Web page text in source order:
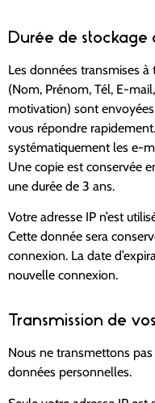
Durée de stockage
Les données transmises
(Nom, Prénom, Tél, E-
motivation) sont
vous répondre
systématiquement les e-
Une copie est conservée
une durée de 3 ans.
Votre adresse IP n’est
Cette donnée sera
connexion. La date
nouvelle connexion.
Transmission de
Nous ne transmettons
données personnelles.